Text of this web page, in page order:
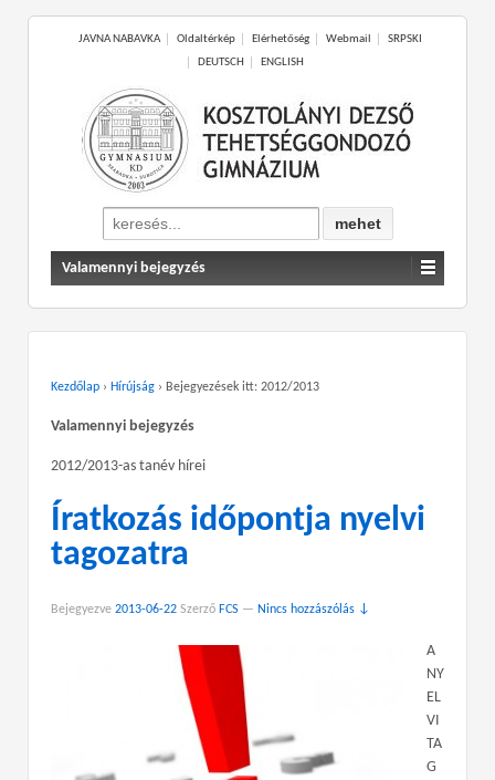
JAVNA NABAVKA Oldaltérkép Elérhetőség Webmail
SRPSKI
DEUTSCH
ENGLISH
Search
for:
Valamennyi bejegyzés
Kezdőlap › Hírújság › Bejegyezések itt: 2012/2013
Valamennyi bejegyzés
2012/2013-as tanév hírei
Íratkozás időpontja nyelvi
tagozatra
Bejegyezve 2013-06-22 Szerző FCS — Nincs hozzászólás ↓
A
NY
EL
VI
TA
G